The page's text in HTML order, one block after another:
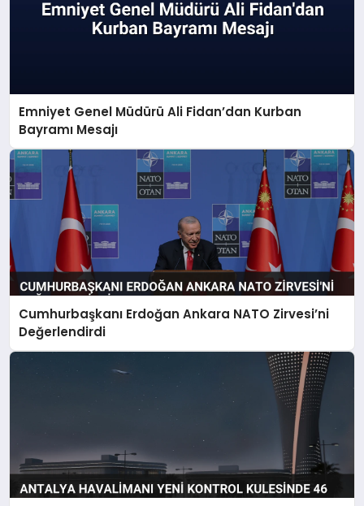
Emniyet Genel Müdürü Ali Fidan’dan Kurban
Bayramı Mesajı
Cumhurbaşkanı Erdoğan Ankara NATO Zirvesi’ni
Değerlendirdi